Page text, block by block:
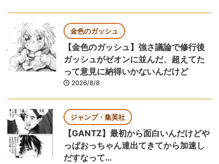
金色のガッシュ
【金色のガッシュ】強さ議論で修行後
ガッシュがゼオンに並んだ、超えてた
って意見に納得いかないんだけど
2026/8/8
ジャンプ・集英社
【GANTZ】最初から面白いんだけどや
っぱおっちゃん達出てきてから加速し
だすなって…